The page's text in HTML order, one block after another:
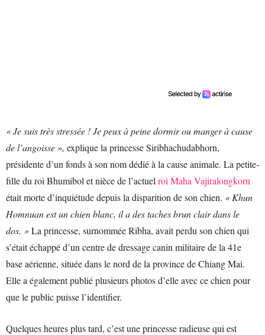
« Je suis très stressée ! Je peux à peine dormir ou manger à cause
de l’angoisse », explique la princesse Siribhachudabhorn,
présidente d’un fonds à son nom dédié à la cause animale. La petite-
fille du roi Bhumibol et nièce de l’actuel roi Maha Vajiralongkorn
était morte d’inquiétude depuis la disparition de son chien. « Khun
Homnuan est un chien blanc, il a des taches brun clair dans le
dos. »La princesse, surnommée Ribha, avait perdu son chien qui
s’était échappé d’un centre de dressage canin militaire de la 41e
base aérienne, située dans le nord de la province de Chiang Mai.
Elle a également publié plusieurs photos d’elle avec ce chien pour
que le public puisse l’identifier.
Quelques heures plus tard, c’est une princesse radieuse qui est